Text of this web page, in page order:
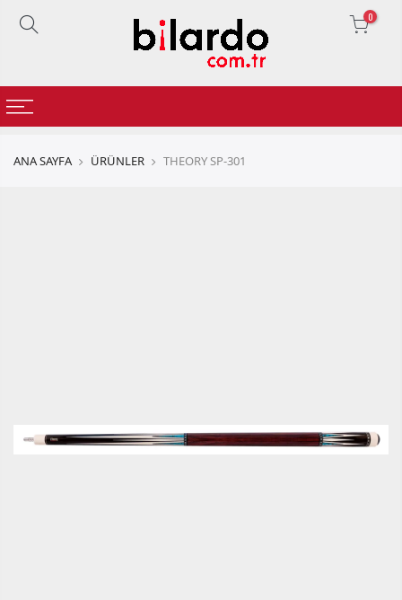
0
ANA SAYFA ÜRÜNLER THEORY SP-301